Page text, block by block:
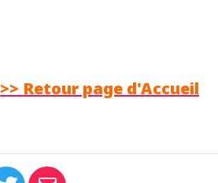
>> Retour page d'Accueil